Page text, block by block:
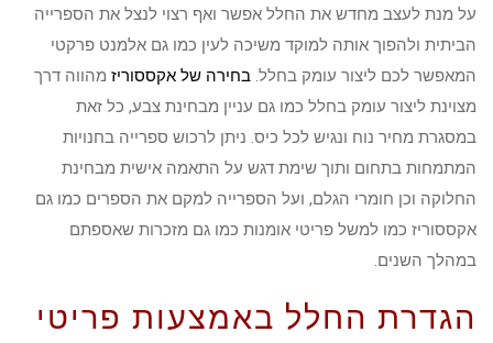
על מנת לעצב מחדש את החלל אפשר ואף רצוי לנצל את הספרייה
הביתית ולהפוך אותה למוקד משיכה לעין כמו גם אלמנט פרקטי
המאפשר לכם ליצור עומק בחלל. בחירה של אקססוריז מהווה דרך
מצוינת ליצור עומק בחלל כמו גם עניין מבחינת צבע, כל זאת
במסגרת מחיר נוח ונגיש לכל כיס. ניתן לרכוש ספרייה בחנויות
המתמחות בתחום ותוך שימת דגש על התאמה אישית מבחינת
החלוקה וכן חומרי הגלם, ועל הספרייה למקם את הספרים כמו גם
אקססוריז כמו למשל פריטי אומנות כמו גם מזכרות שאספתם
במהלך השנים.
הגדרת החלל באמצעות פריטי